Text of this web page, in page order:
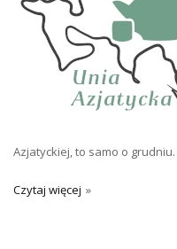
Azjatyckiej, to samo o grudniu.
Czytaj więcej